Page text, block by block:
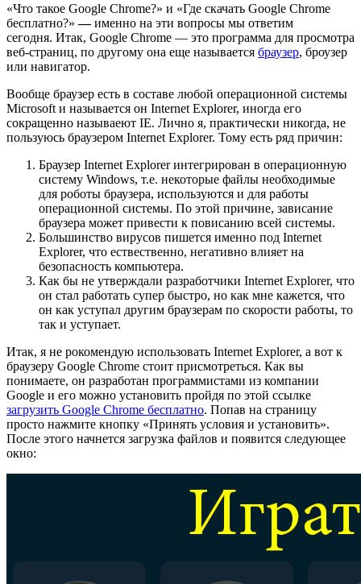
«Что такое Google Chrome?» и «Где скачать Google Chrome
бесплатно?» —именно на эти вопросы мы ответим
сегодня. Итак, Google Chrome — это программа для просмотра
веб-страниц, по другому она еще называется браузер, броузер
или навигатор.
Вообще браузер есть в составе любой операционной системы
Microsoft и называется он Internet Explorer, иногда его
сокращенно называеют IE. Лично я, практически никогда, не
пользуюсь браузером Internet Explorer. Тому есть ряд причин:
Браузер Internet Explorer интегрирован в операционную
систему Windows, т.е. некоторые файлы необходимые
для роботы браузера, используются и для работы
операционной системы. По этой причине, зависание
браузера может привести к повисанию всей системы.
Большинство вирусов пишется именно под Internet
Explorer, что ествественно, негативно влияет на
безопасность компьютера.
Как бы не утверждали разработчики Internet Explorer, что
он стал работать супер быстро, но как мне кажется, что
он как уступал другим браузерам по скорости работы, то
так и уступает.
Итак, я не рокомендую использовать Internet Explorer, а вот к
браузеру Google Chrome стоит присмотреться. Как вы
понимаете, он разработан программистами из компании
Google и его можно установить пройдя по этой ссылке
загрузить Google Chrome бесплатно. Попав на страницу
просто нажмите кнопку «Принять условия и установить».
После этого начнется загрузка файлов и появится следующее
окно: